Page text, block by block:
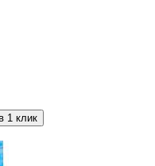
1 клик